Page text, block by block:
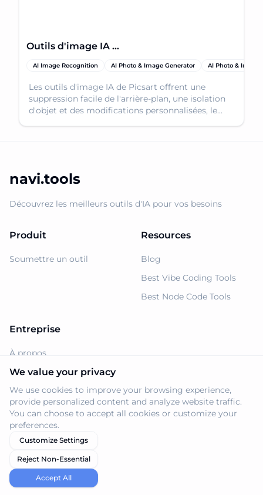
Outils d'image IA de Picsart
AI Image Recognition AI Photo & Image Generator AI Photo & Image
Les outils d'image IA de Picsart offrent une
suppression facile de l'arrière-plan, une isolation
d'objet et des modifications personnalisées, le
navi.tools
Découvrez les meilleurs outils d'IA pour vos besoins
Produit
Soumettre un outil
Resources
Blog
Best Vibe Coding Tools
Best Node Code Tools
Entreprise
À propos
Support
Politique de confidentialité
Conditions d'utilisation
© 2026 Navi.tools. Tous droits réservés.
We value your privacy
We use cookies to improve your browsing experience,
provide personalized content and analyze website traffic.
You can choose to accept all cookies or customize your
preferences.
Customize Settings
Reject Non-Essential
Accept All